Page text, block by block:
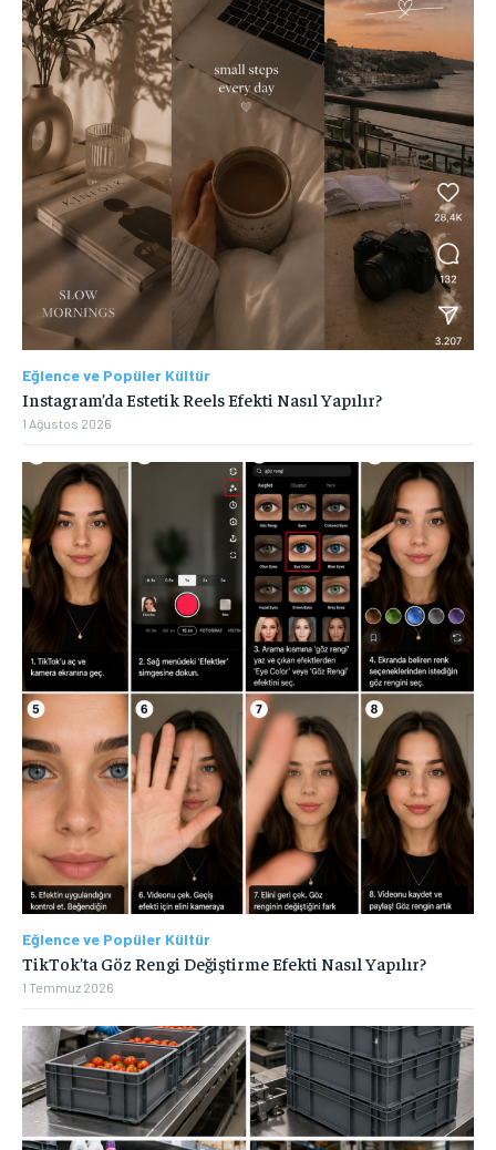
Eğlence ve Popüler Kültür
Instagram’da Estetik Reels Efekti Nasıl Yapılır?
1 Ağustos 2026
Eğlence ve Popüler Kültür
TikTok’ta Göz Rengi Değiştirme Efekti Nasıl Yapılır?
1 Temmuz 2026